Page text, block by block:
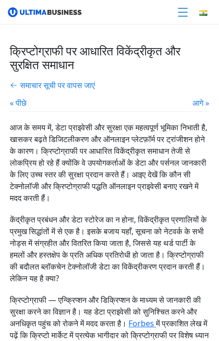
क्रिप्टोग्राफी पर आधारित विकेंद्रीकृत और
सुरक्षित समाधान
समाचार सूची पर वापस जाएं
« पीछे
आगे »
आज के समय में, डेटा प्राइवेसी और सुरक्षा एक महत्वपूर्ण भूमिका निभाती है,
खासकर बढ़ते डिजिटलीकरण और ऑनलाइन प्लेटफ़ॉर्म पर ट्रांजीशन होने
के कारण। क्रिप्टोग्राफी पर आधारित विकेंद्रीकृत समाधान तेजी से
लोकप्रिय हो रहे हैं क्योंकि वे उपयोगकर्ताओं के डेटा और पर्सनल जानकारी
के लिए उच्च स्तर की सुरक्षा प्रदान करते हैं। आइए देखें कि कौन सी
टेक्नोलॉजी और क्रिप्टोग्राफी पद्धति ऑनलाइन प्राइवेसी बनाए रखने में
मदद करती हैं।
केंद्रीकृत प्रबंधन और डेटा स्टोरेज का न होना, विकेंद्रीकृत प्रणालियों के
प्रमुख सिद्धांतों में से एक है। इसके बजाय यहाँ, सूचना को नेटवर्क के सभी
नोड्स में संग्रहीत और वितरित किया जाता है, जिससे यह थर्ड पार्टी के
हमलों और हस्तक्षेप के प्रति अधिक प्रतिरोधी हो जाता है। क्रिप्टोग्राफी
की बदौलत ब्लॉकचेन टेक्नोलॉजी डेटा का विकेंद्रीकरण प्रदान करती हैं।
लेकिन यह है क्या?
क्रिप्टोग्राफी — एन्क्रिप्शन और डिक्रिप्शन के माध्यम से जानकारी की
सुरक्षा करने का विज्ञान है। यह डेटा प्राइवेसी को सुनिश्चित करने और
अनधिकृत पहुंच को रोकने में मदद करता है। Forbesमें प्रकाशित लेख में
पढ़ें कि क्रिप्टो मार्केट में प्रत्येक भागीदार को क्रिप्टोग्राफी पर विशेष ध्यान